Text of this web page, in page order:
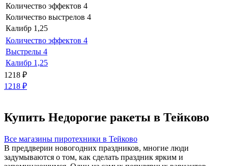
Количество эффектов 4
Количество выстрелов 4
Калибр 1,25
Количество эффектов 4
Выстрелы 4
Калибр 1,25
1218 ₽
1218 ₽
Купить Недорогие ракеты в Тейково
Все магазины пиротехники в Тейково
В преддверии новогодних праздников, многие люди
задумываются о том, как сделать праздник ярким и